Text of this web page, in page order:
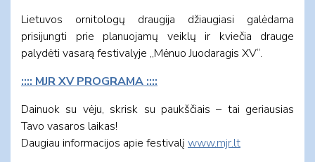
Lietuvos ornitologų draugija džiaugiasi galėdama
prisijungti prie planuojamų veiklų ir kviečia drauge
palydėti vasarą festivalyje „Mėnuo Juodaragis XV“.
:::: MJR XV PROGRAMA ::::
Dainuok su vėju, skrisk su paukščiais – tai geriausias
Tavo vasaros laikas!
Daugiau informacijos apie festivalį www.mjr.lt